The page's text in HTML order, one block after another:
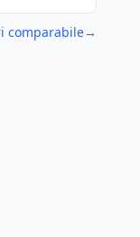
comparabile→